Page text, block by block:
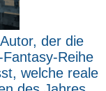
der die
Reihe
welche reale